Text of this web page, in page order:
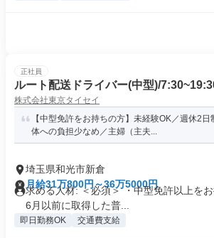
正社員
ルート配送ドライバー(中型)/
株式会社東京タイセイ
【中型免許をお持ちの方】未経験OK／週休2
体への負担少なめ／主婦（主夫...
埼玉県和光市新倉
月給31万800円～36万5000円
求める人材: ＜必須＞ ・中型免許以上を
6月以前に取得した普...
即日勤務OK 交通費支給